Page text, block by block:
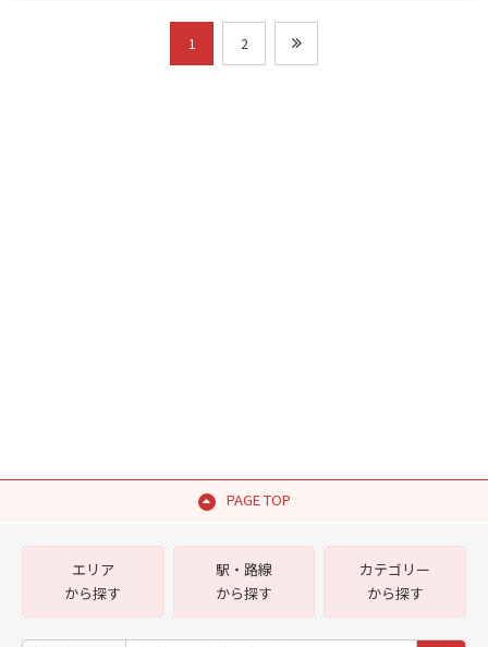
1 2
PAGE TOP
エリア
から探す
駅・路線
から探す
カテゴリー
から探す